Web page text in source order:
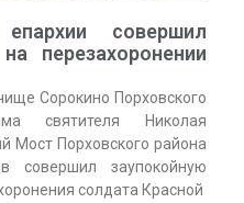
совершил
перезахоронении
Сорокино Порховского
святителя Николая
Мост Порховского района
совершил заупокойную
солдата Красной